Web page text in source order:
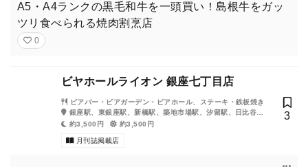
A5・A4ランクの黒毛和牛を一頭買い！島根牛をガッ
ツリ食べられる焼肉割烹店
0
ビヤホールライオン 銀座七丁目店
ビアバー・ビアガーデン・ビアホール、ステーキ・鉄板焼き
銀座駅、東銀座駅、新橋駅、築地市場駅、汐留駅、日比谷
駅、銀座一丁目駅、内幸町駅、有楽町駅
約3,500円 約3,500円
月刊誌掲載店
3